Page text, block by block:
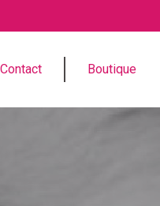
Contact Boutique